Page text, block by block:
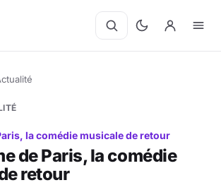
la comédie musicale de retour
de Paris, la comédie
retour